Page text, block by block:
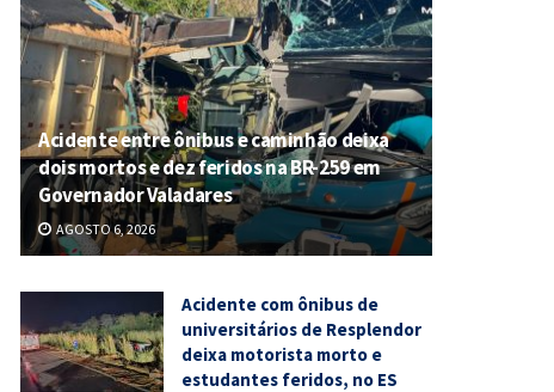
Acidente entre ônibus e caminhão deixa
dois mortos e dez feridos na BR-259 em
Governador Valadares
AGOSTO 6, 2026
Acidente com ônibus de
universitários de Resplendor
deixa motorista morto e
estudantes feridos, no ES